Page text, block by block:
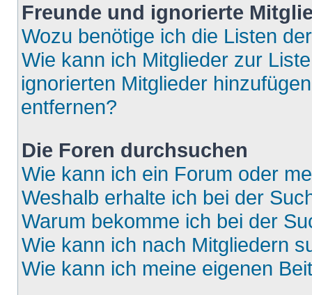
Freunde und ignorierte
Wozu benötige ich die Listen
Wie kann ich Mitglieder zur
ignorierten Mitglieder
entfernen?
Die Foren durchsuchen
Wie kann ich ein Forum oder
Weshalb erhalte ich bei der
Warum bekomme ich bei der
Wie kann ich nach Mitgliedern
Wie kann ich meine eigenen